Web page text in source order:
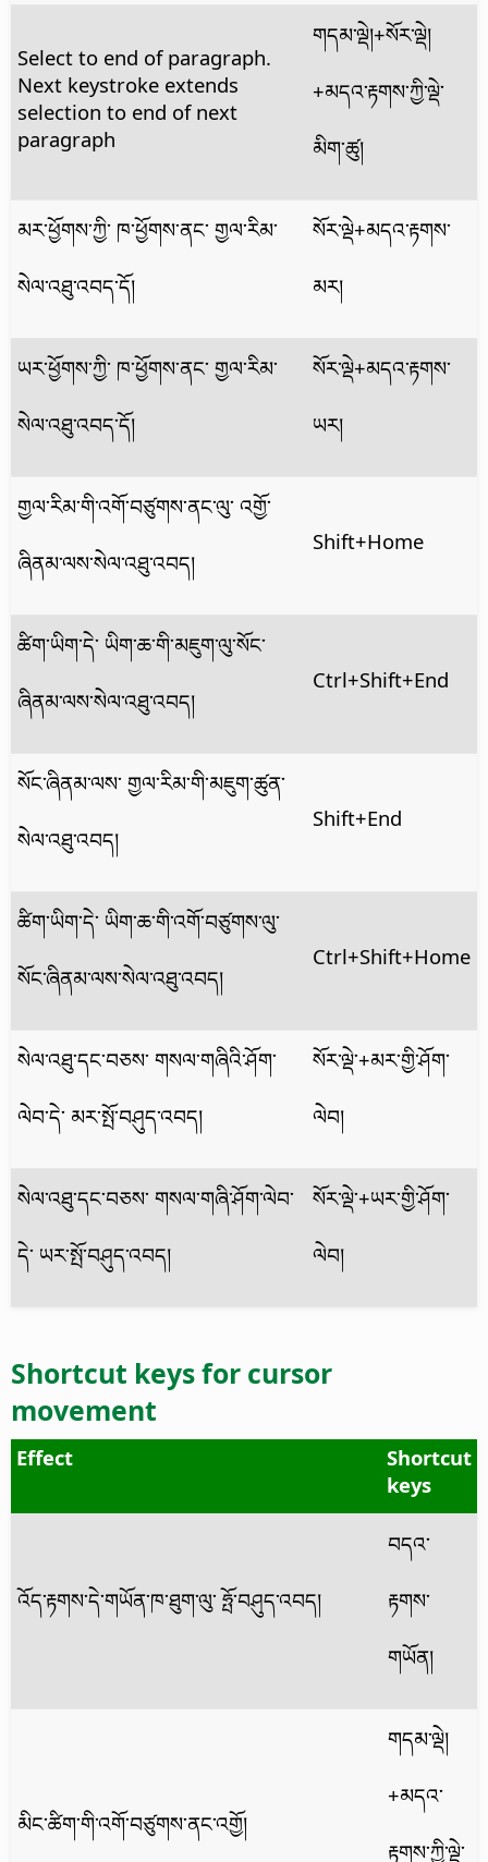
Select to end of paragraph.
Next keystroke extends
selection to end of next
paragraph
གདམ་ལྡེ།+སོར་ལྡེ།
+མདའ་རྟགས་ཀྱི་ལྡེ་
མིག་ཚུ།
མར་ཕྱོགས་ཀྱི་ ཁ་ཕྱོགས་ནང་ གྱལ་རིམ་
སེལ་འཐུ་འབད་དོ།
སོར་ལྡེ+མདའ་རྟགས་
མར།
ཡར་ཕྱོགས་ཀྱི་ ཁ་ཕྱོགས་ནང་ གྱལ་རིམ་
སེལ་འཐུ་འབད་དོ།
སོར་ལྡེ+མདའ་རྟགས་
ཡར།
གྱལ་རིམ་གི་འགོ་བཙུགས་ནང་ལུ་ འགྱོ་
ཞིནམ་ལས་སེལ་འཐུ་འབད།
Shift+Home
ཚིག་ཡིག་དེ་ ཡིག་ཆ་གི་མཇུག་ལུ་སོང་
ཞིནམ་ལས་སེལ་འཐུ་འབད།
Ctrl+Shift+End
སོང་ཞིནམ་ལས་ གྱལ་རིམ་གི་མཇུག་ཚུན་
སེལ་འཐུ་འབད།
Shift+End
ཚིག་ཡིག་དེ་ ཡིག་ཆ་གི་འགོ་བཙུགས་ལུ་
སོང་ཞིནམ་ལས་སེལ་འཐུ་འབད།
Ctrl+Shift+Home
སེལ་འཐུ་དང་བཅས་ གསལ་གཞིའི་ཤོག་
ལེབ་དེ་ མར་སྤོ་བཤུད་འབད།
སོར་ལྡེ་+མར་གྱི་ཤོག་
ལེབ།
སེལ་འཐུ་དང་བཅས་ གསལ་གཞི་ཤོག་ལེབ་
དེ་ ཡར་སྤོ་བཤུད་འབད།
སོར་ལྡེ་+ཡར་གྱི་ཤོག་
ལེབ།
Shortcut keys for cursor
movement
Effect
Shortcut
keys
འོད་རྟགས་དེ་གཡོན་ཁ་ཐུག་ལུ་ ཧྤོ་བཤུད་འབད།
བདའ་
རྟགས་
གཡོན།
མིང་ཚིག་གི་འགོ་བཙུགས་ནང་འགྱོ།
གདམ་ལྡེ།
+མདའ་
རྟགས་ཀྱི་ལྡེ་